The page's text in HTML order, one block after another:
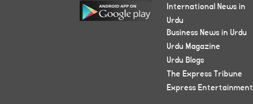
International News in
Urdu
Business News in Urdu
Urdu Magazine
Urdu Blogs
The Express Tribune
Express Entertainment